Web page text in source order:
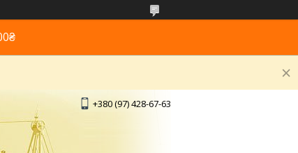
+380 (97) 428-67-63